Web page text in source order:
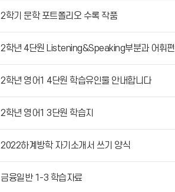
2학기 문학 포트폴리오 수록 작품
2학년 4단원 Listening&Speaking부분과 어휘
2학년 영어1 4단원 학습유인물 안내합니다
2학년 영어1 3단원 학습지
2022하계방학 자기소개서 쓰기 양식
금융일반 1-3 학습자료